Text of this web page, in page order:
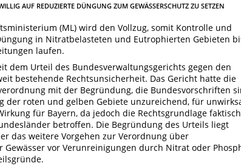
AUF REDUZIERTE DÜNGUNG ZUM GEWÄSSERSCHUTZ ZU SETZEN
(ML) wird den Vollzug, somit Kontrolle und
in Nitratbelasteten und Eutrophierten Gebieten
laufen.
dem Urteil des Bundesverwaltungsgerichts gegen den
bestehende Rechtsunsicherheit. Das Gericht hatte die
mit der Begründung, die Bundesvorschriften
der roten und gelben Gebiete unzureichend, für
für Bayern, da jedoch die Rechtsgrundlage faktisch
betroffen. Die Begründung des Urteils liegt
das weitere Vorgehen zur Verordnung über
vor Verunreinigungen durch Nitrat oder